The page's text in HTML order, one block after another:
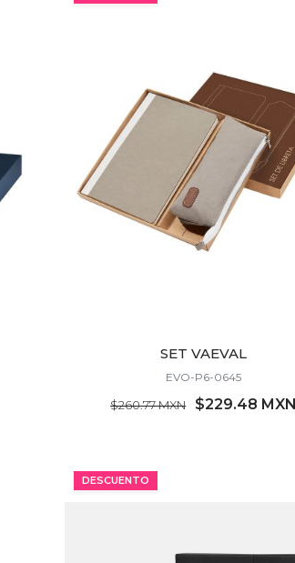
activaciones.
garantizada.
personalizada.
SET VAEVAL
EVO-P6-0645
$260.77 MXN $229.48 MXN
DESCUENTO